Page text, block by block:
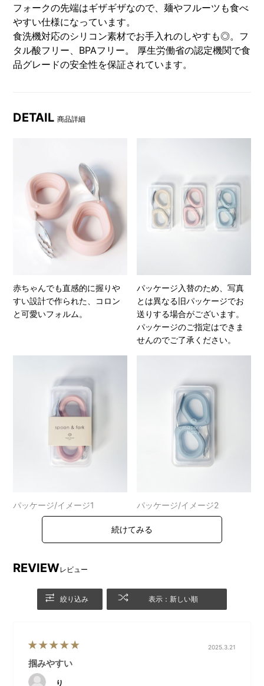
フォークの先端はギザギザなので、麺やフルーツも食べ
やすい仕様になっています。
食洗機対応のシリコン素材でお手入れのしやすも◎。フ
タル酸フリー、BPAフリー。 厚生労働省の認定機関で食
品グレードの安全性を保証されています。
DETAIL商品詳細
赤ちゃんでも直感的に握りや
すい設計で作られた、コロン
と可愛いフォルム。
パッケージ入替のため、写真
とは異なる旧パッケージでお
送りする場合がございます。
パッケージのご指定はできま
せんのでご了承ください。
パッケージ/イメージ1 パッケージ/イメージ2
REVIEWレビュー
絞り込み 表示：新しい順
2025.3.21
掴みやすい
り